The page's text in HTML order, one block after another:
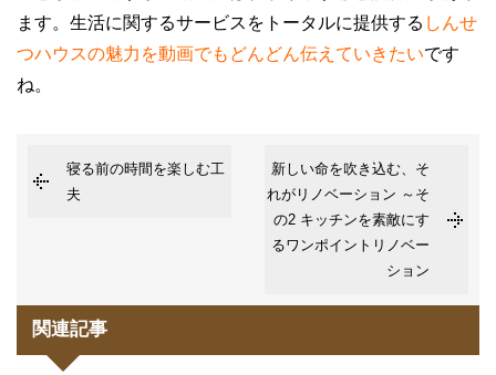
ます。生活に関するサービスをトータルに提供する しんせ
つハウスの魅力を動画でもどんどん伝えていきたいです
ね。
寝る前の時間を楽しむ工
夫
新しい命を吹き込む、そ
れがリノベーション ～そ
の2 キッチンを素敵にす
るワンポイントリノベー
ション
関連記事